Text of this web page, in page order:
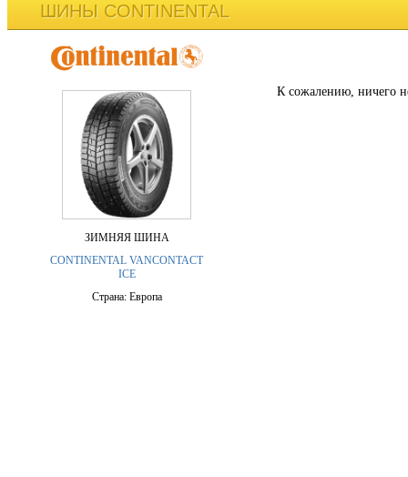
ШИНЫ CONTINENTAL
ЗИМНЯЯ ШИНА
CONTINENTAL VANCONTACT
ICE
Страна: Европа
К сожалению, ничего